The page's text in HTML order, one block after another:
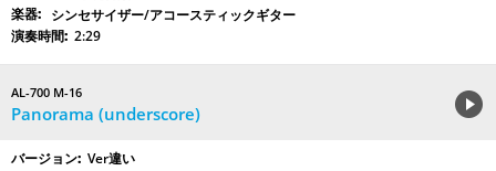
シンセサイザー/アコースティックギター
2:29
AL-700 M-16
Panorama (underscore)
Ver違い